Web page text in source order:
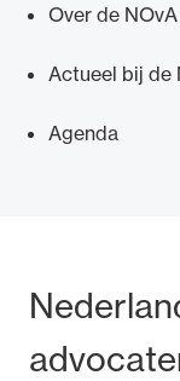
Over de NOvA
Actueel bij de
Agenda